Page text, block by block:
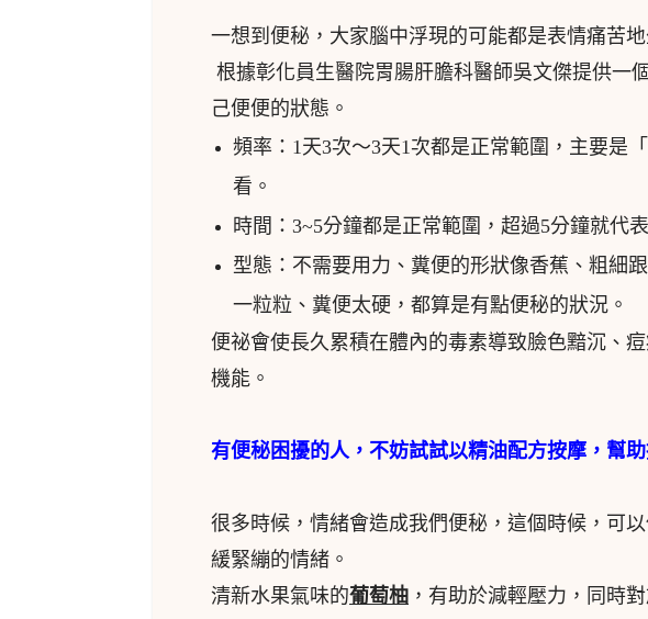
一想到便秘，大家腦中浮現的可能都是表情痛苦
根據彰化員生醫院胃腸肝膽科醫師吳文傑提供一
己便便的狀態。
頻率：1天3次～3天1次都是正常範圍，主要是
看。
時間：3~5分鐘都是正常範圍，超過5分鐘就代
型態：不需要用力、糞便的形狀像香蕉、粗細
一粒粒、糞便太硬，都算是有點便秘的狀況。
便祕會使長久累積在體內的毒素導致臉色黯沉、
機能。
有便秘困擾的人，不妨試試以精油配方按摩，幫
很多時候，情緒會造成我們便秘，這個時候，可以
緩緊繃的情緒。
清新水果氣味的葡萄柚 ，有助於減輕壓力，同時